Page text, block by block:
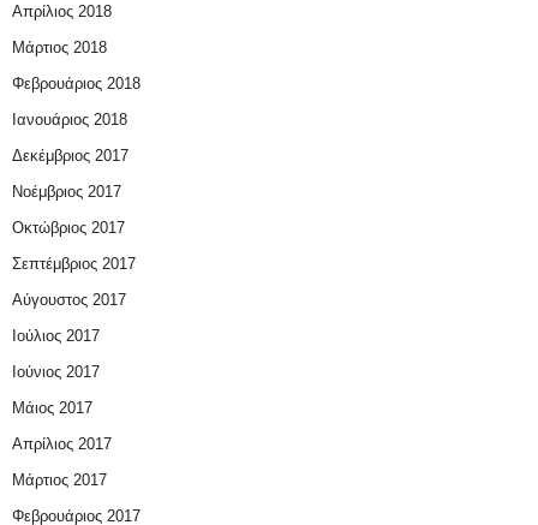
Απρίλιος 2018
Μάρτιος 2018
Φεβρουάριος 2018
Ιανουάριος 2018
Δεκέμβριος 2017
Νοέμβριος 2017
Οκτώβριος 2017
Σεπτέμβριος 2017
Αύγουστος 2017
Ιούλιος 2017
Ιούνιος 2017
Μάιος 2017
Απρίλιος 2017
Μάρτιος 2017
Φεβρουάριος 2017